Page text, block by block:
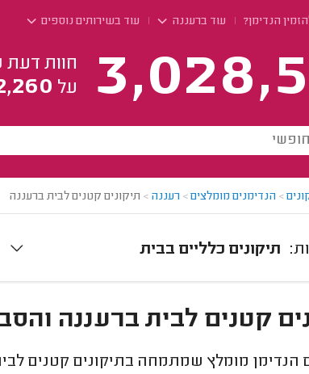
הנדימן? עוד ברעננה עוד בשירותים נוספים
חוות דעת
על
> הנדימנים מומלצים> רעננה > תיקונים קטנים לבית ברעננה
תיקונים כלליים בבית
קטנים לבית ברעננה
מומלץ שמתמחה בתיקונים קטנים